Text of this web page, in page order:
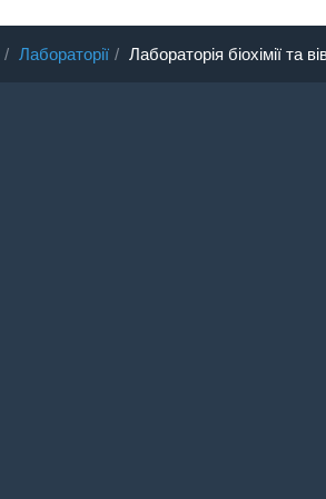
Лабораторії Лабораторія біохімії та